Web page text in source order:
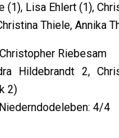
(1), Lisa Ehlert (1),
Thiele, Annika
Riebesam
Hildebrandt 2,
2)
4/4